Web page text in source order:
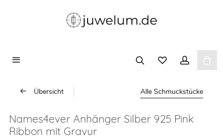
Übersicht Alle Schmuckstücke
Names4ever Anhänger Silber 925 Pink
Ribbon mit Gravur